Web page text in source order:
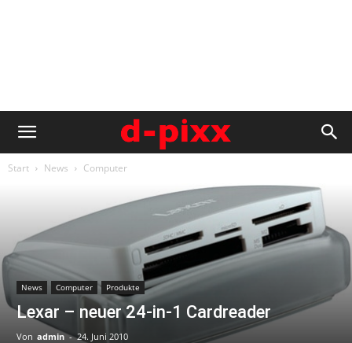
Start News Computer
News Computer Produkte
Lexar – neuer 24-in-1 Cardreader
Von admin - 24. Juni 2010